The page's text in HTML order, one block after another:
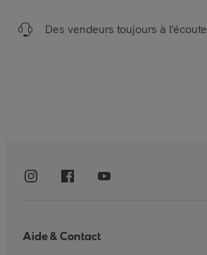
Des vendeurs toujours à l’écoute
Aide & Contact